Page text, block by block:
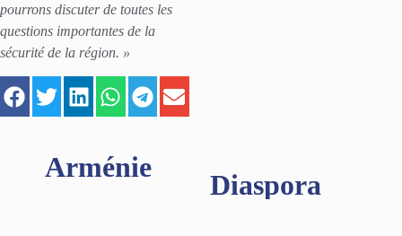
pourrons discuter de toutes les
questions importantes de la
sécurité de la région. »
Arménie
Diaspora